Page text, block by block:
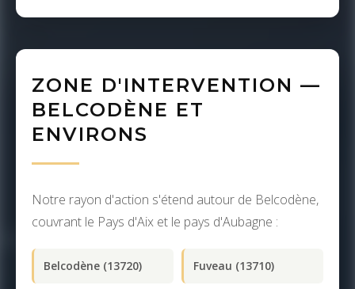
ZONE D'INTERVENTION —
BELCODÈNE ET
ENVIRONS
Notre rayon d'action s'étend autour de Belcodène,
couvrant le Pays d'Aix et le pays d'Aubagne :
Belcodène (13720) Fuveau (13710)